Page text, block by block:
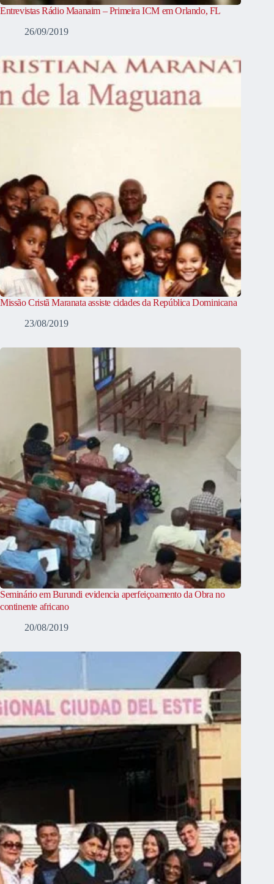
Entrevistas Rádio Maanaim – Primeira ICM em Orlando, FL
26/09/2019
Missão Cristã Maranata assiste cidades da República Dominicana
23/08/2019
Seminário em Burundi evidencia aperfeiçoamento da Obra no
continente africano
20/08/2019